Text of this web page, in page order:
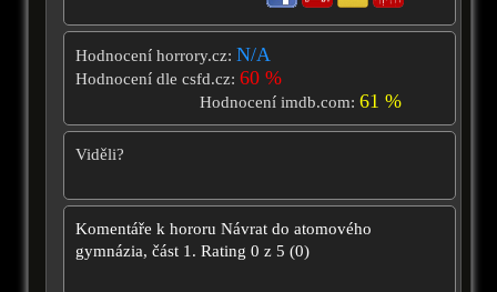
Hodnocení horrory.cz: N/A
Hodnocení dle csfd.cz: 60 %
Hodnocení imdb.com:61 %
Viděli?
Komentáře k hororu Návrat do atomového
gymnázia, část 1. Rating 0 z 5 (0)